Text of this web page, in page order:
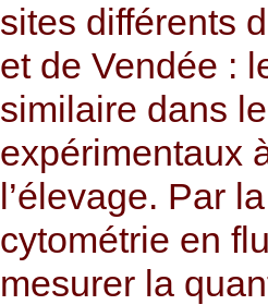
sites différents
et de Vendée :
similaire dans
expérimentaux
l’élevage. Par
cytométrie en
mesurer la